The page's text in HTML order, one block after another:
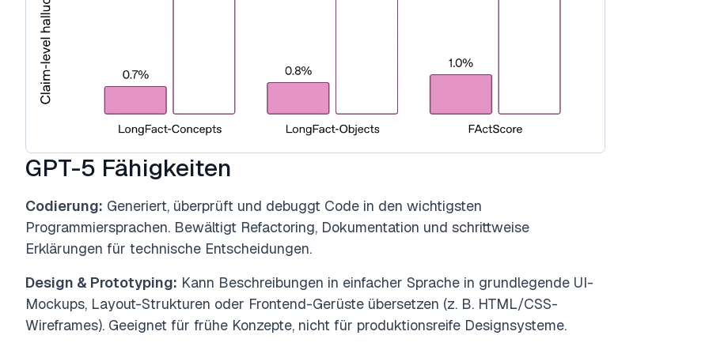
GPT-5 Fähigkeiten
Codierung: Generiert, überprüft und debuggt Code in den wichtigsten
Programmiersprachen. Bewältigt Refactoring, Dokumentation und schrittweise
Erklärungen für technische Entscheidungen.
Design & Prototyping: Kann Beschreibungen in einfacher Sprache in grundlegende UI-
Mockups, Layout-Strukturen oder Frontend-Gerüste übersetzen (z. B. HTML/CSS-
Wireframes). Geeignet für frühe Konzepte, nicht für produktionsreife Designsysteme.